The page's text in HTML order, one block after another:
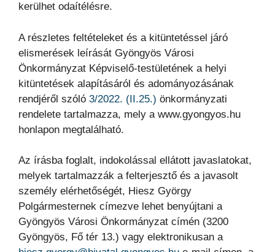
kerülhet odaítélésre.
A részletes feltételeket és a kitüntetéssel járó
elismerések leírását Gyöngyös Városi
Önkormányzat Képviselő-testületének a helyi
kitüntetések alapításáról és adományozásának
rendjéről szóló 3/2022. (II.25.) önkormányzati
rendelete tartalmazza, mely a www.gyongyos.hu
honlapon megtalálható.
Az írásba foglalt, indokolással ellátott javaslatokat,
melyek tartalmazzák a felterjesztő és a javasolt
személy elérhetőségét, Hiesz György
Polgármesternek címezve lehet benyújtani a
Gyöngyös Városi Önkormányzat címén (3200
Gyöngyös, Fő tér 13.) vagy elektronikusan a